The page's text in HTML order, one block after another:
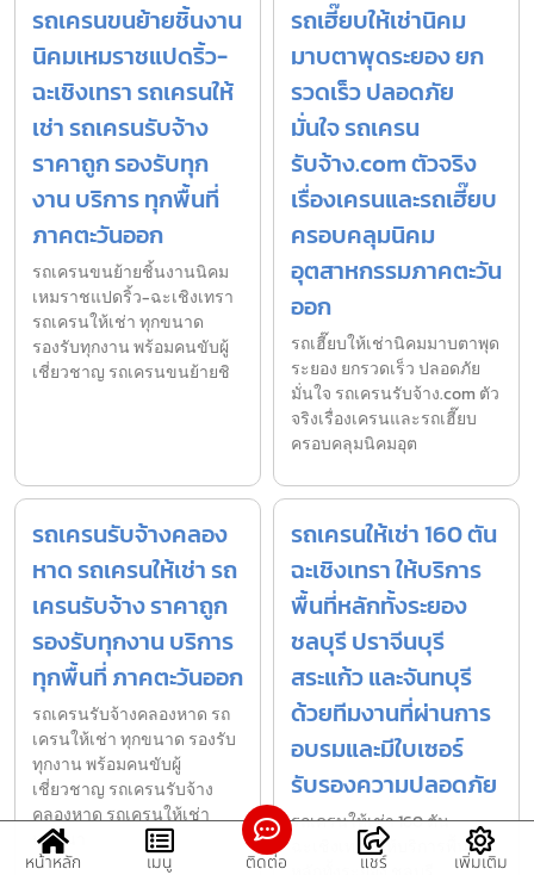
รถเครนขนย้ายชิ้นงาน
นิคมเหมราชแปดริ้ว-
ฉะเชิงเทรา รถเครนให้
เช่า รถเครนรับจ้าง
ราคาถูก รองรับทุก
งาน บริการ ทุกพื้นที่
ภาคตะวันออก
รถเครนขนย้ายชิ้นงานนิคม
เหมราชแปดริ้ว-ฉะเชิงเทรา
รถเครนให้เช่า ทุกขนาด
รองรับทุกงาน พร้อมคนขับผู้
เชี่ยวชาญ รถเครนขนย้ายชิ
รถเฮี๊ยบให้เช่านิคม
มาบตาพุดระยอง ยก
รวดเร็ว ปลอดภัย
มั่นใจ รถเครน
รับจ้าง.com ตัวจริง
เรื่องเครนและรถเฮี๊ยบ
ครอบคลุมนิคม
อุตสาหกรรมภาคตะวัน
ออก
รถเฮี๊ยบให้เช่านิคมมาบตาพุด
ระยอง ยกรวดเร็ว ปลอดภัย
มั่นใจ รถเครนรับจ้าง.com ตัว
จริงเรื่องเครนและรถเฮี๊ยบ
ครอบคลุมนิคมอุต
รถเครนรับจ้างคลอง
หาด รถเครนให้เช่า รถ
เครนรับจ้าง ราคาถูก
รองรับทุกงาน บริการ
ทุกพื้นที่ ภาคตะวันออก
รถเครนรับจ้างคลองหาด รถ
เครนให้เช่า ทุกขนาด รองรับ
ทุกงาน พร้อมคนขับผู้
เชี่ยวชาญ รถเครนรับจ้าง
คลองหาด รถเครนให้เช่า
ทุกขนา
รถเครนให้เช่า 160 ตัน
ฉะเชิงเทรา ให้บริการ
พื้นที่หลักทั้งระยอง
ชลบุรี ปราจีนบุรี
สระแก้ว และจันทบุรี
ด้วยทีมงานที่ผ่านการ
อบรมและมีใบเซอร์
รับรองความปลอดภัย
รถเครนให้เช่า 160 ตัน
ฉะเชิงเทรา ให้บริการพื้นที่
หน้าหลัก เมนู ติดต่อ แชร์ เพิ่มเติม